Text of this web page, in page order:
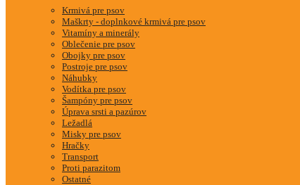
Krmivá pre psov
Maškrty - doplnkové krmivá pre psov
Vitamíny a minerály
Oblečenie pre psov
Obojky pre psov
Postroje pre psov
Náhubky
Vodítka pre psov
Šampóny pre psov
Úprava srsti a pazúrov
Ležadlá
Misky pre psov
Hračky
Transport
Proti parazitom
Ostatné